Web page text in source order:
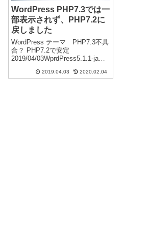
WordPress PHP7.3では一
部表示されず、PHP7.2に
戻しました
WordPress テーマ PHP7.3不具
合？ PHP7.2で安定
2019/04/03WprdPress5.1.1-jaを
たところ一部処理できず？表示
2019.04.03 2020.02.04